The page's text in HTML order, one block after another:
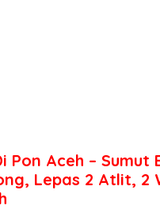
Pon Aceh – Sumut
Lepas 2 Atlit, 2